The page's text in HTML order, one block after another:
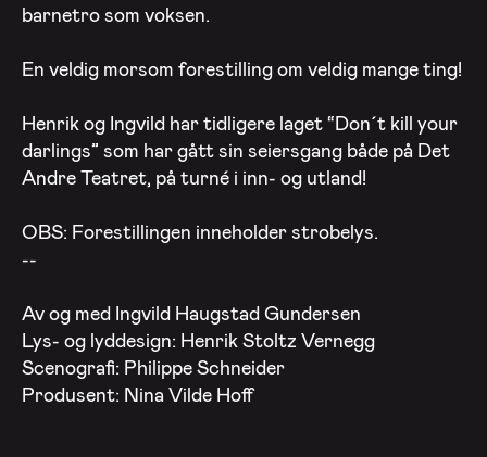
barnetro som voksen.
En veldig morsom forestilling om veldig mange ting!
Henrik og Ingvild har tidligere laget “Don´t kill your
darlings” som har gått sin seiersgang både på Det
Andre Teatret, på turné i inn- og utland!
OBS: Forestillingen inneholder strobelys.
--
Av og med Ingvild Haugstad Gundersen
Lys- og lyddesign: Henrik Stoltz Vernegg
Scenografi: Philippe Schneider
Produsent: Nina Vilde Hoff